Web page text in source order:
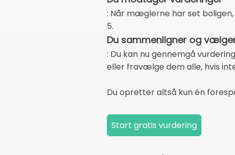
: Når mæglerne har set
5.
Du sammenligner og
: Du kan nu gennemgå
eller fravælge dem alle, hvis
Du opretter altså kun én